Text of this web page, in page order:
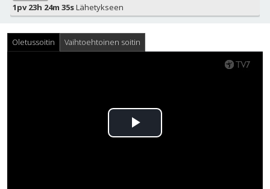
1pv 23h 24m 34sLähetykseen
Oletussoitin Vaihtoehtoinen soitin
Toista